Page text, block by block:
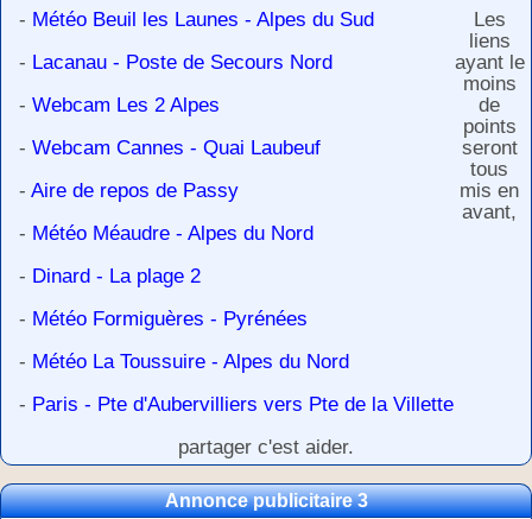
- Météo Beuil les Launes - Alpes du Sud
- Lacanau - Poste de Secours Nord
- Webcam Les 2 Alpes
- Webcam Cannes - Quai Laubeuf
- Aire de repos de Passy
- Météo Méaudre - Alpes du Nord
- Dinard - La plage 2
- Météo Formiguères - Pyrénées
- Météo La Toussuire - Alpes du Nord
- Paris - Pte d'Aubervilliers vers Pte de la Villette
Les
liens
ayant le
moins
de
points
seront
tous
mis en
avant,
partager c'est aider.
Annonce publicitaire 3